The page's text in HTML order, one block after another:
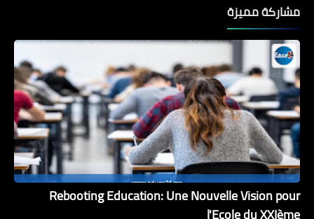
مشاركة مميزة
Rebooting Education: Une Nouvelle Vision pour